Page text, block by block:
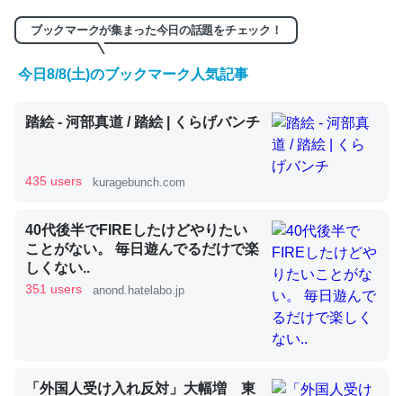
くらい。小説でいう「ずっと前の伏線」は回収されないけ
ど、短期記憶というには多い分量。進化すればするほど分
かりやすく強くなりそう
昆虫ってカルシウム少ないのか。知らんかった。調べたら
コオロギのカルシウム分はエビの600分の1程度。
ブックマークが集まった今日の話題をチェック！
今日8/8(土)のブックマーク人気記事
踏絵 - 河部真道 / 踏絵 | くらげバンチ
435 users kuragebunch.com
40代後半でFIREしたけどやりたい
ことがない。 毎日遊んでるだけで楽
しくない..
351 users anond.hatelabo.jp
「外国人受け入れ反対」大幅増 東